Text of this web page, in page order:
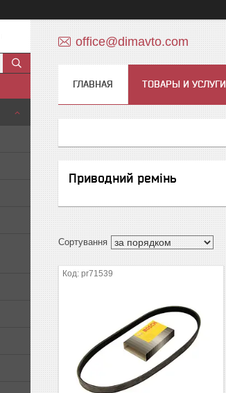
office@dimavto.com
ГЛАВНАЯ ТОВАРЫ И УСЛУГИ
Приводний ремінь
pr71539